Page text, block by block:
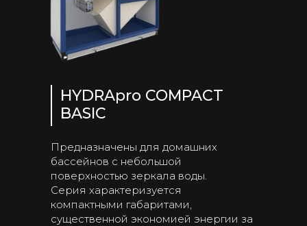
HYDRApro COMPACT
BASIC
Предназначены для домашних
бассейнов с небольшой
поверхностью зеркала воды.
Серия характеризуется
компактными габаритами,
существенной экономией энергии за